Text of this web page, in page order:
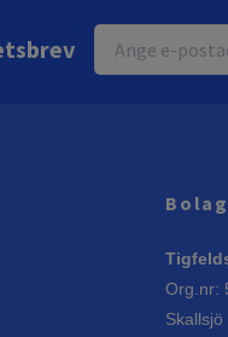
Org.nr: